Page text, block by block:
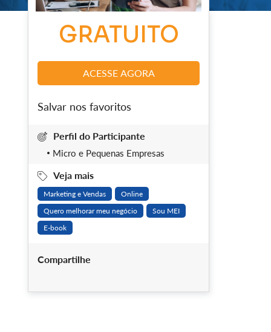
GRATUITO
ACESSE AGORA
Salvar nos favoritos
Perfil do Participante
Micro e Pequenas Empresas
Veja mais
Marketing e Vendas
Online
Quero melhorar meu negócio
Sou MEI
E-book
Compartilhe